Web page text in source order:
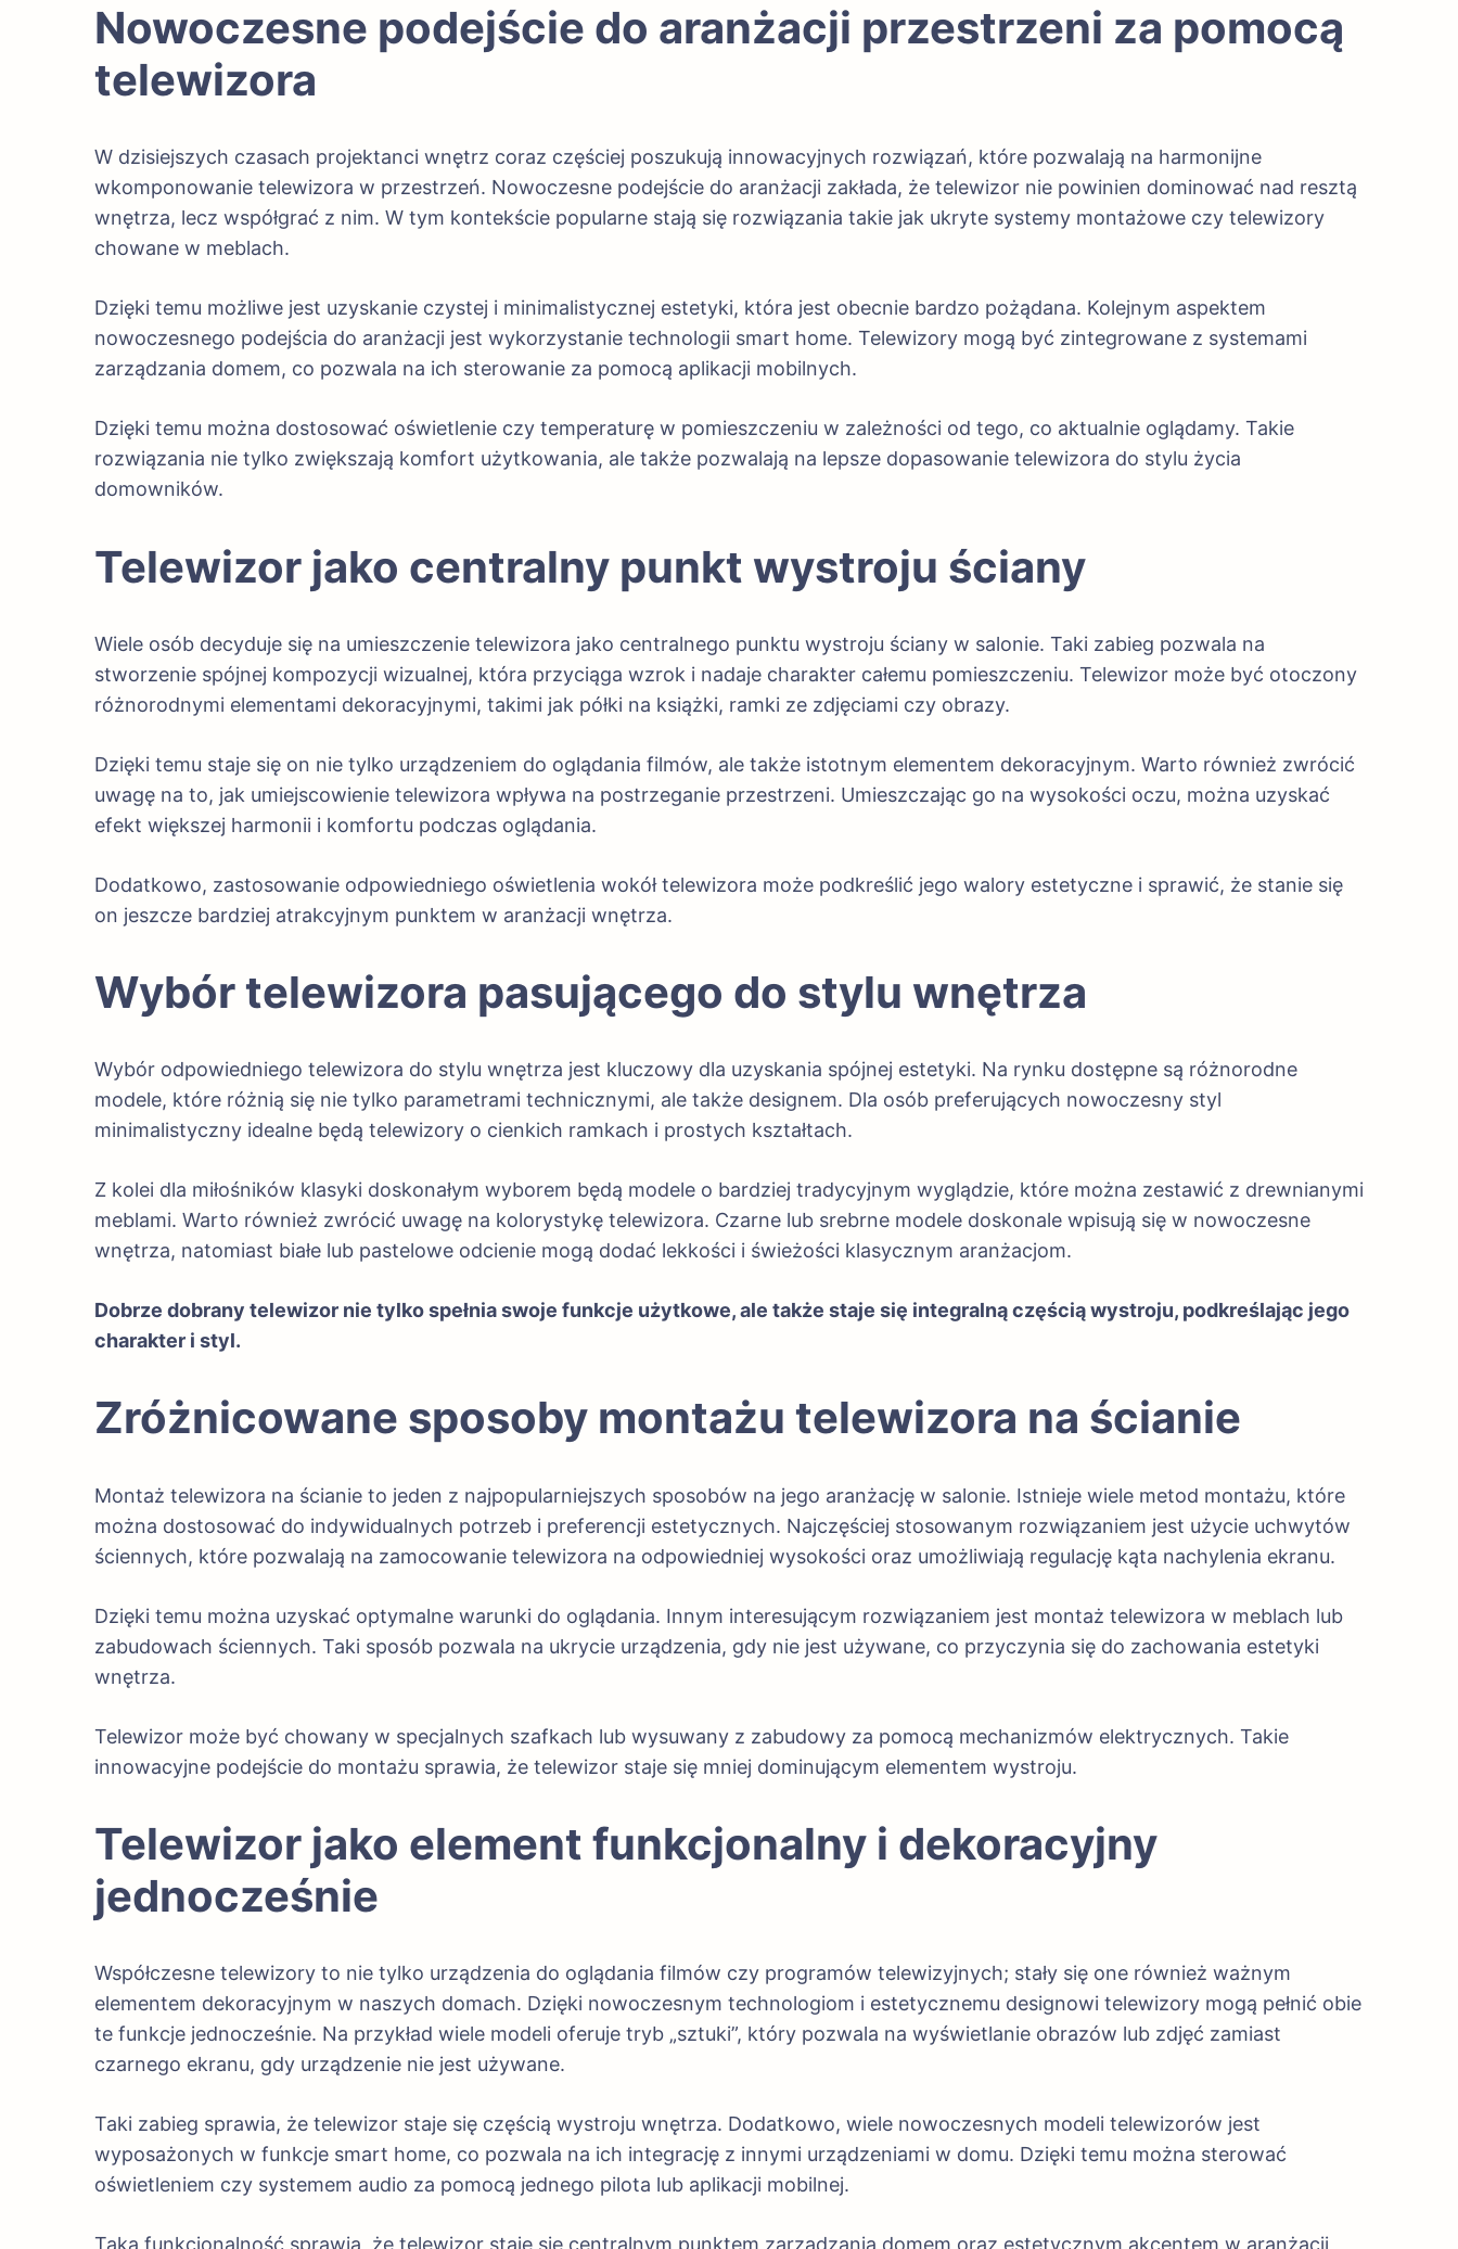
Nowoczesne podejście do aranżacji przestrzeni za pomocą
telewizora
W dzisiejszych czasach projektanci wnętrz coraz częściej poszukują innowacyjnych rozwiązań, które pozwalają na harmonijne
wkomponowanie telewizora w przestrzeń. Nowoczesne podejście do aranżacji zakłada, że telewizor nie powinien dominować nad resztą
wnętrza, lecz współgrać z nim. W tym kontekście popularne stają się rozwiązania takie jak ukryte systemy montażowe czy telewizory
chowane w meblach.
Dzięki temu możliwe jest uzyskanie czystej i minimalistycznej estetyki, która jest obecnie bardzo pożądana. Kolejnym aspektem
nowoczesnego podejścia do aranżacji jest wykorzystanie technologii smart home. Telewizory mogą być zintegrowane z systemami
zarządzania domem, co pozwala na ich sterowanie za pomocą aplikacji mobilnych.
Dzięki temu można dostosować oświetlenie czy temperaturę w pomieszczeniu w zależności od tego, co aktualnie oglądamy. Takie
rozwiązania nie tylko zwiększają komfort użytkowania, ale także pozwalają na lepsze dopasowanie telewizora do stylu życia
domowników.
Telewizor jako centralny punkt wystroju ściany
Wiele osób decyduje się na umieszczenie telewizora jako centralnego punktu wystroju ściany w salonie. Taki zabieg pozwala na
stworzenie spójnej kompozycji wizualnej, która przyciąga wzrok i nadaje charakter całemu pomieszczeniu. Telewizor może być otoczony
różnorodnymi elementami dekoracyjnymi, takimi jak półki na książki, ramki ze zdjęciami czy obrazy.
Dzięki temu staje się on nie tylko urządzeniem do oglądania filmów, ale także istotnym elementem dekoracyjnym. Warto również zwrócić
uwagę na to, jak umiejscowienie telewizora wpływa na postrzeganie przestrzeni. Umieszczając go na wysokości oczu, można uzyskać
efekt większej harmonii i komfortu podczas oglądania.
Dodatkowo, zastosowanie odpowiedniego oświetlenia wokół telewizora może podkreślić jego walory estetyczne i sprawić, że stanie się
on jeszcze bardziej atrakcyjnym punktem w aranżacji wnętrza.
Wybór telewizora pasującego do stylu wnętrza
Wybór odpowiedniego telewizora do stylu wnętrza jest kluczowy dla uzyskania spójnej estetyki. Na rynku dostępne są różnorodne
modele, które różnią się nie tylko parametrami technicznymi, ale także designem. Dla osób preferujących nowoczesny styl
minimalistyczny idealne będą telewizory o cienkich ramkach i prostych kształtach.
Z kolei dla miłośników klasyki doskonałym wyborem będą modele o bardziej tradycyjnym wyglądzie, które można zestawić z drewnianymi
meblami. Warto również zwrócić uwagę na kolorystykę telewizora. Czarne lub srebrne modele doskonale wpisują się w nowoczesne
wnętrza, natomiast białe lub pastelowe odcienie mogą dodać lekkości i świeżości klasycznym aranżacjom.
Dobrze dobrany telewizor nie tylko spełnia swoje funkcje użytkowe, ale także staje się integralną częścią wystroju, podkreślając jego
charakter i styl.
Zróżnicowane sposoby montażu telewizora na ścianie
Montaż telewizora na ścianie to jeden z najpopularniejszych sposobów na jego aranżację w salonie. Istnieje wiele metod montażu, które
można dostosować do indywidualnych potrzeb i preferencji estetycznych. Najczęściej stosowanym rozwiązaniem jest użycie uchwytów
ściennych, które pozwalają na zamocowanie telewizora na odpowiedniej wysokości oraz umożliwiają regulację kąta nachylenia ekranu.
Dzięki temu można uzyskać optymalne warunki do oglądania. Innym interesującym rozwiązaniem jest montaż telewizora w meblach lub
zabudowach ściennych. Taki sposób pozwala na ukrycie urządzenia, gdy nie jest używane, co przyczynia się do zachowania estetyki
wnętrza.
Telewizor może być chowany w specjalnych szafkach lub wysuwany z zabudowy za pomocą mechanizmów elektrycznych. Takie
innowacyjne podejście do montażu sprawia, że telewizor staje się mniej dominującym elementem wystroju.
Telewizor jako element funkcjonalny i dekoracyjny
jednocześnie
Współczesne telewizory to nie tylko urządzenia do oglądania filmów czy programów telewizyjnych; stały się one również ważnym
elementem dekoracyjnym w naszych domach. Dzięki nowoczesnym technologiom i estetycznemu designowi telewizory mogą pełnić obie
te funkcje jednocześnie. Na przykład wiele modeli oferuje tryb „sztuki”, który pozwala na wyświetlanie obrazów lub zdjęć zamiast
czarnego ekranu, gdy urządzenie nie jest używane.
Taki zabieg sprawia, że telewizor staje się częścią wystroju wnętrza. Dodatkowo, wiele nowoczesnych modeli telewizorów jest
wyposażonych w funkcje smart home, co pozwala na ich integrację z innymi urządzeniami w domu. Dzięki temu można sterować
oświetleniem czy systemem audio za pomocą jednego pilota lub aplikacji mobilnej.
Taka funkcjonalność sprawia, że telewizor staje się centralnym punktem zarządzania domem oraz estetycznym akcentem w aranżacji